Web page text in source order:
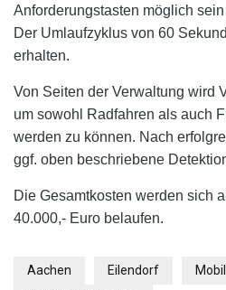
Anforderungstasten möglich sein
Der Umlaufzyklus von 60
erhalten.
Von Seiten der Verwaltung wird
um sowohl Radfahren als auch
werden zu können. Nach
ggf. oben beschriebene
Die Gesamtkosten werden sich
40.000,- Euro belaufen.
Aachen Eilendorf